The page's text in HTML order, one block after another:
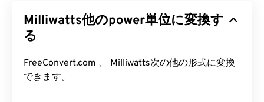
Milliwatts他のpower単位に変換す
る
FreeConvert.com 、 Milliwatts次の他の形式に変換
できます。